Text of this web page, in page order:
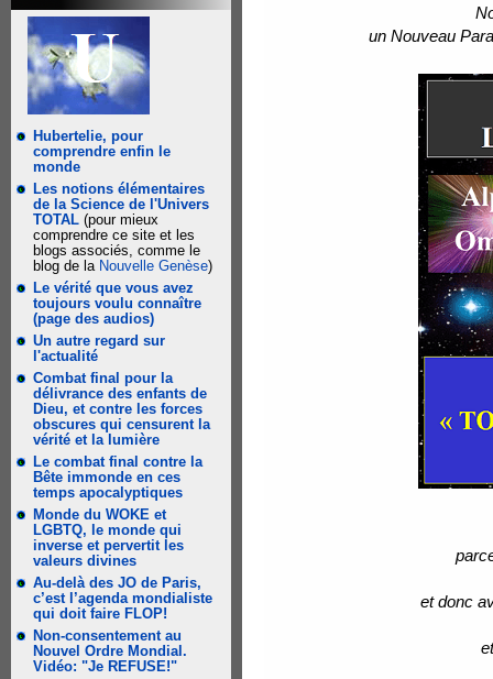
Hubertelie, pour
comprendre enfin le
monde
Les notions élémentaires
de la Science de l'Univers
TOTAL (pour mieux
comprendre ce site et les
blogs associés, comme le
blog de la Nouvelle Genèse)
Le vérité que vous avez
toujours voulu connaître
(page des audios)
Un autre regard sur
l'actualité
Combat final pour la
délivrance des enfants de
Dieu, et contre les forces
obscures qui censurent la
vérité et la lumière
Le combat final contre la
Bête immonde en ces
temps apocalyptiques
Monde du WOKE et
LGBTQ, le monde qui
inverse et pervertit les
valeurs divines
Au-delà des JO de Paris,
c’est l’agenda mondialiste
qui doit faire FLOP!
Non-consentement au
Nouvel Ordre Mondial.
Vidéo: "Je REFUSE!"
un Nouveau
et donc